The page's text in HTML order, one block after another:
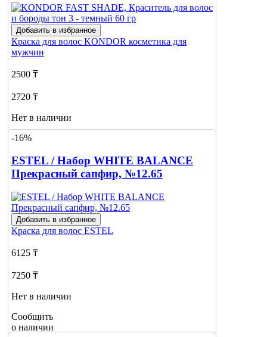
Добавить в избранное
Краска для волос KONDOR косметика для
мужчин
2500 ₸
2720 ₸
Нет в наличии
Сообщить
-16%
ESTEL / Набор WHITE BALANCE
Прекрасный сапфир, №12.65
Добавить в избранное
Краска для волос ESTEL
6125 ₸
7250 ₸
Нет в наличии
Сообщить
о наличии